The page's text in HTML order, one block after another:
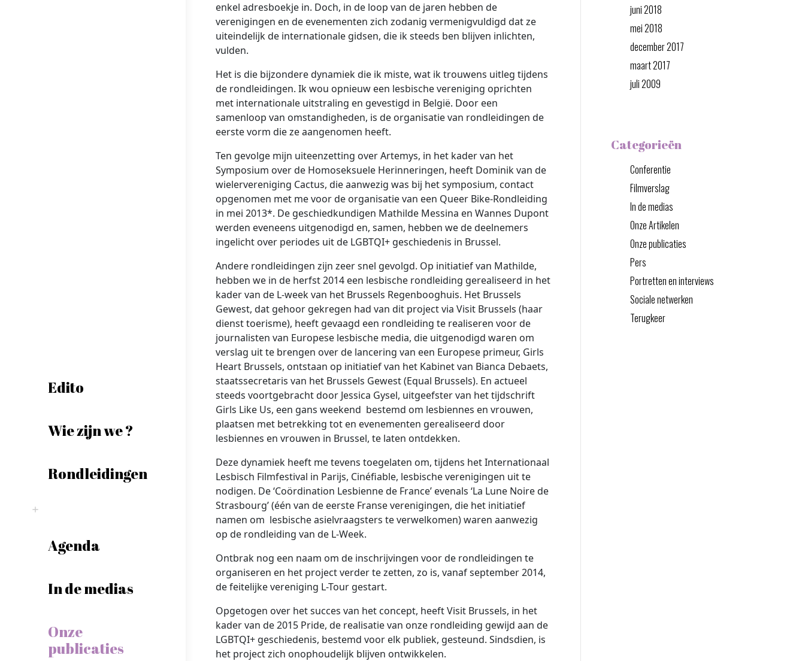
Edito
Wie zijn we ?
Rondleidingen
Agenda
In de medias
Onze
publicaties
enkel adresboekje in. Doch, in de loop van de jaren hebben de
verenigingen en de evenementen zich zodanig vermenigvuldigd dat ze
uiteindelijk de internationale gidsen, die ik steeds ben blijven inlichten,
vulden.
Het is die bijzondere dynamiek die ik miste, wat ik trouwens uitleg tijdens
de rondleidingen. Ik wou opnieuw een lesbische vereniging oprichten
met internationale uitstraling en gevestigd in België. Door een
samenloop van omstandigheden, is de organisatie van rondleidingen de
eerste vorm die ze aangenomen heeft.
Ten gevolge mijn uiteenzetting over Artemys, in het kader van het
Symposium over de Homoseksuele Herinneringen, heeft Dominik van de
wielervereniging Cactus, die aanwezig was bij het symposium, contact
opgenomen met me voor de organisatie van een Queer Bike-Rondleiding
in mei 2013*. De geschiedkundigen Mathilde Messina en Wannes Dupont
werden eveneens uitgenodigd en, samen, hebben we de deelnemers
ingelicht over periodes uit de LGBTQI+ geschiedenis in Brussel.
Andere rondleidingen zijn zeer snel gevolgd. Op initiatief van Mathilde,
hebben we in de herfst 2014 een lesbische rondleiding gerealiseerd in het
kader van de L-week van het Brussels Regenbooghuis. Het Brussels
Gewest, dat gehoor gekregen had van dit project via Visit Brussels (haar
dienst toerisme), heeft gevaagd een rondleiding te realiseren voor de
journalisten van Europese lesbische media, die uitgenodigd waren om
verslag uit te brengen over de lancering van een Europese primeur, Girls
Heart Brussels, ontstaan op initiatief van het Kabinet van Bianca Debaets,
staatssecretaris van het Brussels Gewest (Equal Brussels). En actueel
steeds voortgebracht door Jessica Gysel, uitgeefster van het tijdschrift
Girls Like Us, een gans weekend bestemd om lesbiennes en vrouwen,
plaatsen met betrekking tot en evenementen gerealiseerd door
lesbiennes en vrouwen in Brussel, te laten ontdekken.
Deze dynamiek heeft me tevens toegelaten om, tijdens het Internationaal
Lesbisch Filmfestival in Parijs, Cinéfiable, lesbische verenigingen uit te
nodigen. De ‘Coördination Lesbienne de France’ evenals ‘La Lune Noire de
Strasbourg’ (één van de eerste Franse verenigingen, die het initiatief
namen om lesbische asielvraagsters te verwelkomen) waren aanwezig
op de rondleiding van de L-Week.
Ontbrak nog een naam om de inschrijvingen voor de rondleidingen te
organiseren en het project verder te zetten, zo is, vanaf september 2014,
de feitelijke vereniging L-Tour gestart.
Opgetogen over het succes van het concept, heeft Visit Brussels, in het
kader van de 2015 Pride, de realisatie van onze rondleiding gewijd aan de
LGBTQI+ geschiedenis, bestemd voor elk publiek, gesteund. Sindsdien, is
het project zich onophoudelijk blijven ontwikkelen.
juni 2018
mei 2018
december 2017
maart 2017
juli 2009
Categorieën
Conferentie
Filmverslag
In de medias
Onze Artikelen
Onze publicaties
Pers
Portretten en interviews
Sociale netwerken
Terugkeer